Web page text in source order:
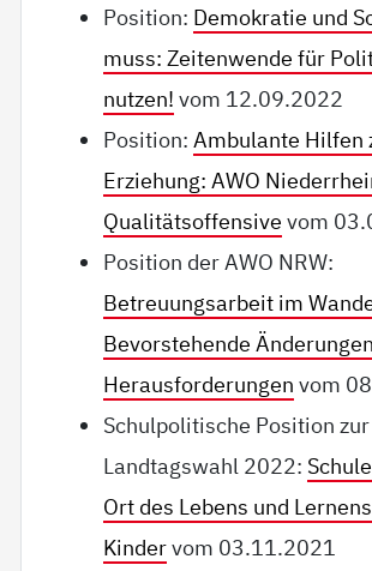
Position: Demokratie und
muss: Zeitenwende für
nutzen! vom 12.09.2022
Position:Ambulante Hilfen
Erziehung: AWO
Qualitätsoffensive vom
Position der AWO NRW:
Betreuungsarbeit im
Bevorstehende
Herausforderungen vom
Schulpolitische Position zur
Landtagswahl 2022:
Ort des Lebens und
Kindervom 03.11.2021